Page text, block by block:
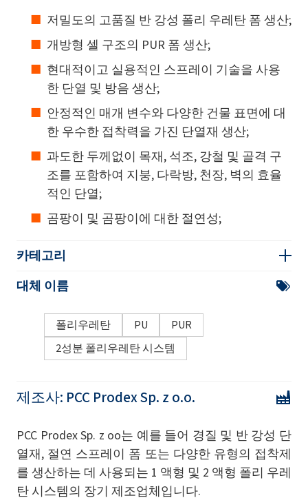
저밀도의 고품질 반 강성 폴리 우레탄 폼 생산;
개방형 셀 구조의 PUR 폼 생산;
현대적이고 실용적인 스프레이 기술을 사용
한 단열 및 방음 생산;
안정적인 매개 변수와 다양한 건물 표면에 대
한 우수한 접착력을 가진 단열재 생산;
과도한 두께없이 목재, 석조, 강철 및 골격 구
조를 포함하여 지붕, 다락방, 천장, 벽의 효율
적인 단열;
곰팡이 및 곰팡이에 대한 절연성;
카테고리
대체 이름
폴리우레탄 PU
PUR
2성분 폴리우레탄 시스템
제조사: PCC Prodex Sp. z o.o.
PCC Prodex Sp. z oo는 예를 들어 경질 및 반 강성 단
열재, 절연 스프레이 폼 또는 다양한 유형의 접착제
를 생산하는 데 사용되는 1 액형 및 2 액형 폴리 우레
탄 시스템의 장기 제조업체입니다.